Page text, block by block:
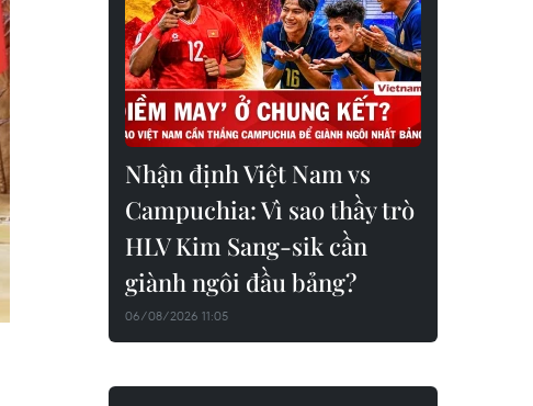
Nhận định Việt Nam vs
Campuchia: Vì sao thầy trò
HLV Kim Sang-sik cần
giành ngôi đầu bảng?
06/08/2026 11:05